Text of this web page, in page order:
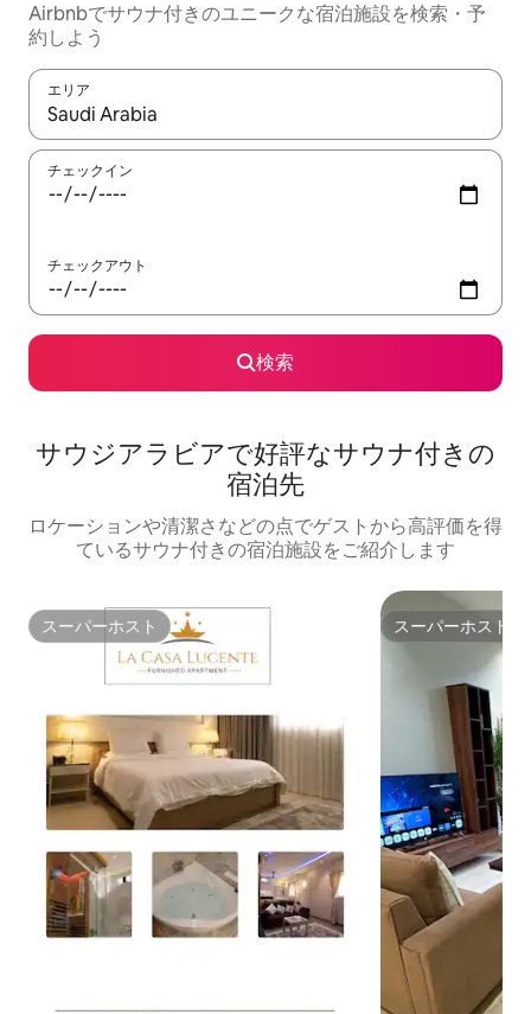
Airbnbでサウナ付きのユニークな宿泊施設を検索・予
約しよう
エリア
検索結果が表示されたら、上下の矢印キーを使って移動するか
チェックイン
チェックアウト
検索
サウジアラビアで好評なサウナ付きの
宿泊先
ロケーションや清潔さなどの点でゲストから高評価を得
ているサウナ付きの宿泊施設をご紹介します
スーパーホスト
スーパーホスト スーパーホスト
スーパーホスト